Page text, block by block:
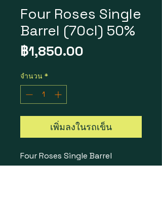
Four Roses Single
Barrel (70cl) 50%
฿1,850.00
จำนวน *
เพิ่มลงในรถเข็น
Four Roses Single Barrel